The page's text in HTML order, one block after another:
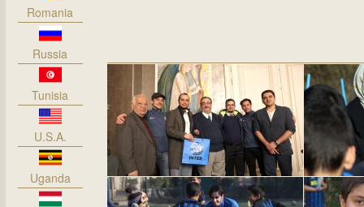
Romania
Russia
Tunisia
U.S.A.
Uganda